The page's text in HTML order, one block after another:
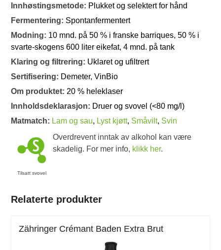
Innhøstingsmetode: Plukket og selektert for hånd
Fermentering: Spontanfermentert
Modning: 10 mnd. på 50 % i franske barriques, 50 % i
svarte-skogens 600 liter eikefat, 4 mnd. på tank
Klaring og filtrering: Uklaret og ufiltrert
Sertifisering: Demeter, VinBio
Om produktet: 20 % heleklaser
Innholdsdeklarasjon: Druer og svovel (<80 mg/l)
Matmatch: Lam og sau, Lyst kjøtt, Småvilt, Svin
Tilsatt svovel
Overdrevent inntak av alkohol kan være
skadelig. For mer info, klikk her.
Relaterte produkter
Zähringer Crémant Baden Extra Brut